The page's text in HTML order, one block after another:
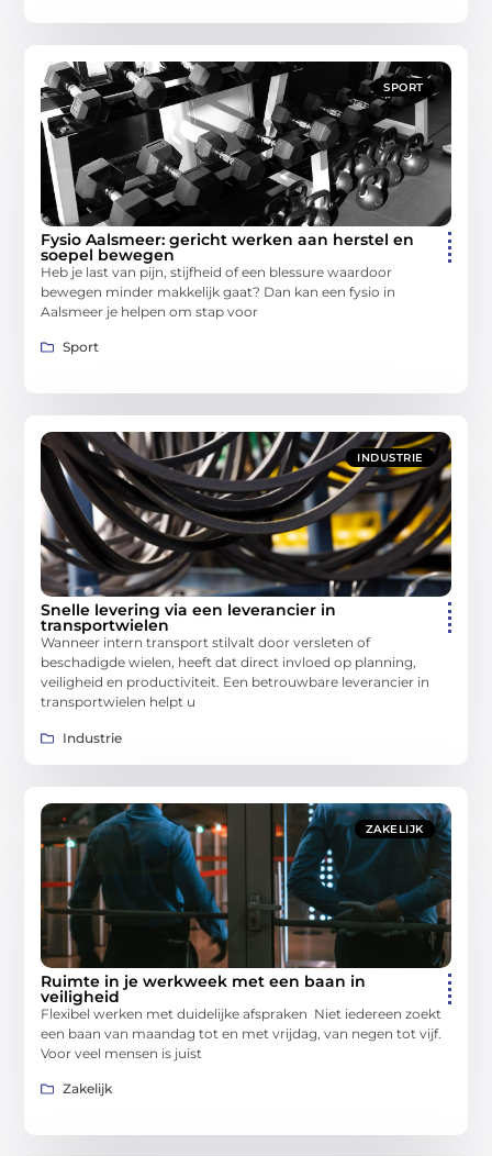
SPORT
Fysio Aalsmeer: gericht werken aan herstel en
soepel bewegen
Heb je last van pijn, stijfheid of een blessure waardoor
bewegen minder makkelijk gaat? Dan kan een fysio in
Aalsmeer je helpen om stap voor
Sport
INDUSTRIE
Snelle levering via een leverancier in
transportwielen
Wanneer intern transport stilvalt door versleten of
beschadigde wielen, heeft dat direct invloed op planning,
veiligheid en productiviteit. Een betrouwbare leverancier in
transportwielen helpt u
Industrie
ZAKELIJK
Ruimte in je werkweek met een baan in
veiligheid
Flexibel werken met duidelijke afspraken Niet iedereen zoekt
een baan van maandag tot en met vrijdag, van negen tot vijf.
Voor veel mensen is juist
Zakelijk